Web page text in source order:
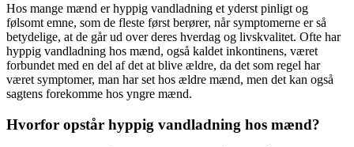
Hos mange mænd er hyppig vandladning et yderst pinligt og
følsomt emne, som de fleste først berører, når symptomerne er så
betydelige, at de går ud over deres hverdag og livskvalitet. Ofte har
hyppig vandladning hos mænd, også kaldet inkontinens, været
forbundet med en del af det at blive ældre, da det som regel har
været symptomer, man har set hos ældre mænd, men det kan også
sagtens forekomme hos yngre mænd.
Hvorfor opstår hyppig vandladning hos mænd?